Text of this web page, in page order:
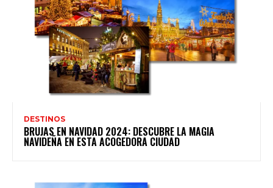
DESTINOS
BRUJAS EN NAVIDAD 2024: DESCUBRE LA MAGIA
NAVIDEÑA EN ESTA ACOGEDORA CIUDAD